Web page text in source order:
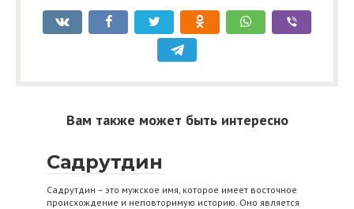
Вам также может быть интересно
Садрутдин
Садрутдин – это мужское имя, которое имеет восточное
происхождение и неповторимую историю. Оно является